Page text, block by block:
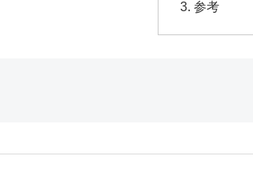
参考